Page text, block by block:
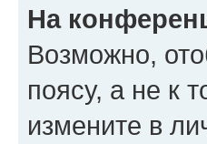
На
Возможно,
поясу, а не к
измените в